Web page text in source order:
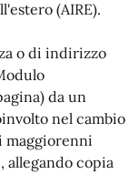
(AIRE).
o di indirizzo
da un
nel cambio
maggiorenni
allegando copia